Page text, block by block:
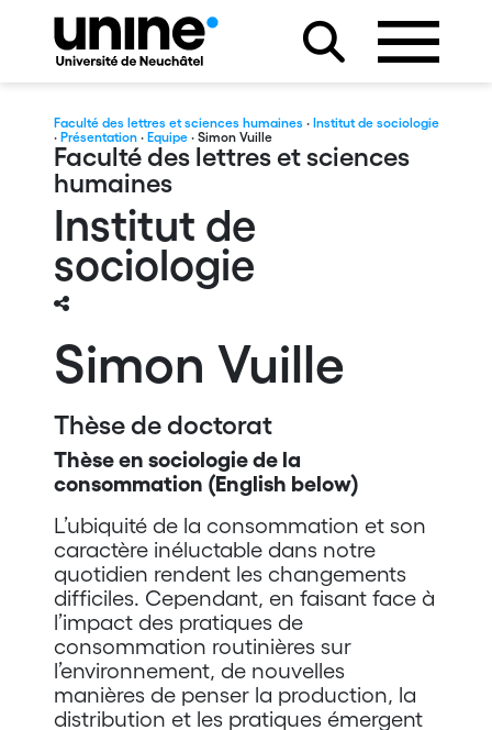
Faculté des lettres et sciences humaines · Institut de sociologie
· Présentation· Equipe· Simon Vuille
Faculté des lettres et sciences
humaines
Institut de
sociologie
Simon Vuille
Thèse de doctorat
Thèse en sociologie de la
consommation (English below)
L’ubiquité de la consommation et son
caractère inéluctable dans notre
quotidien rendent les changements
difficiles. Cependant, en faisant face à
l’impact des pratiques de
consommation routinières sur
l’environnement, de nouvelles
manières de penser la production, la
distribution et les pratiques émergent